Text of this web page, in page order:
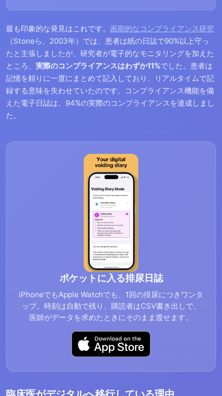
最も印象的な発見はこれです。 画期的なコンプライアンス研究
（Stoneら、2003年）では、患者は紙の日誌で90%以上守っ
たと主張しましたが、研究者が電子的なモニタリングを加えた
ところ、 実際のコンプライアンスはわずか11%でした。患者は
記憶を頼りに一度にまとめて記入しており、リアルタイムで記
録する意味を失わせていたのです。コンプライアンス機能を備
えた電子日誌は、94%の実際のコンプライアンスを達成しまし
た。
ポケットに入る排尿日誌
iPhoneでもApple Watchでも、1回の排尿につきワンタ
ップ。時刻は自動で残り、購読者はCSV書き出しで、
医師がデータを求めたときにそのまま渡せます。